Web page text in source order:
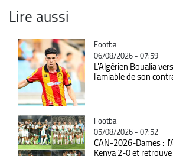
Lire aussi
Catégorie
Football
06/08/2026 - 07:59
L'Algérien Boualia
l'amiable de son
Catégorie
Football
05/08/2026 - 07:52
CAN-2026-Dames :